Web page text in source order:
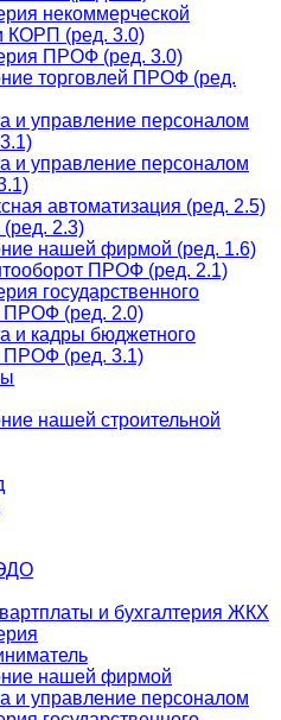
некоммерческой
КОРП (ред. 3.0)
ПРОФ (ред. 3.0)
торговлей ПРОФ (ред.
и управление персоналом
и управление персоналом
автоматизация (ред. 2.5)
2.3)
нашей фирмой (ред. 1.6)
ПРОФ (ред. 2.1)
государственного
ПРОФ (ред. 2.0)
и кадры бюджетного
ПРОФ (ред. 3.1)
нашей строительной
и бухгалтерия ЖКХ
нашей фирмой
и управление персоналом